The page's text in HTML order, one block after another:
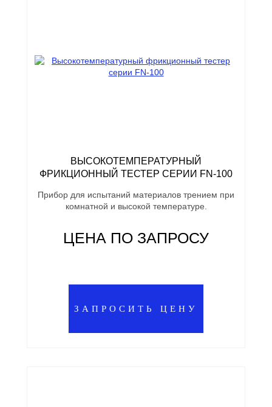
ВЫСОКОТЕМПЕРАТУРНЫЙ
ФРИКЦИОННЫЙ ТЕСТЕР СЕРИИ FN-100
Прибор для испытаний материалов трением при
комнатной и высокой температуре.
ЦЕНА ПО ЗАПРОСУ
ЗАПРОСИТЬ ЦЕНУ